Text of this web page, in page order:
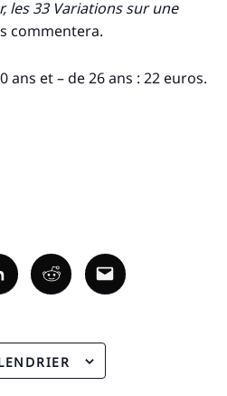
les 33 Variations sur une
commentera.
ans et – de 26 ans : 22 euros.
RedditEmail